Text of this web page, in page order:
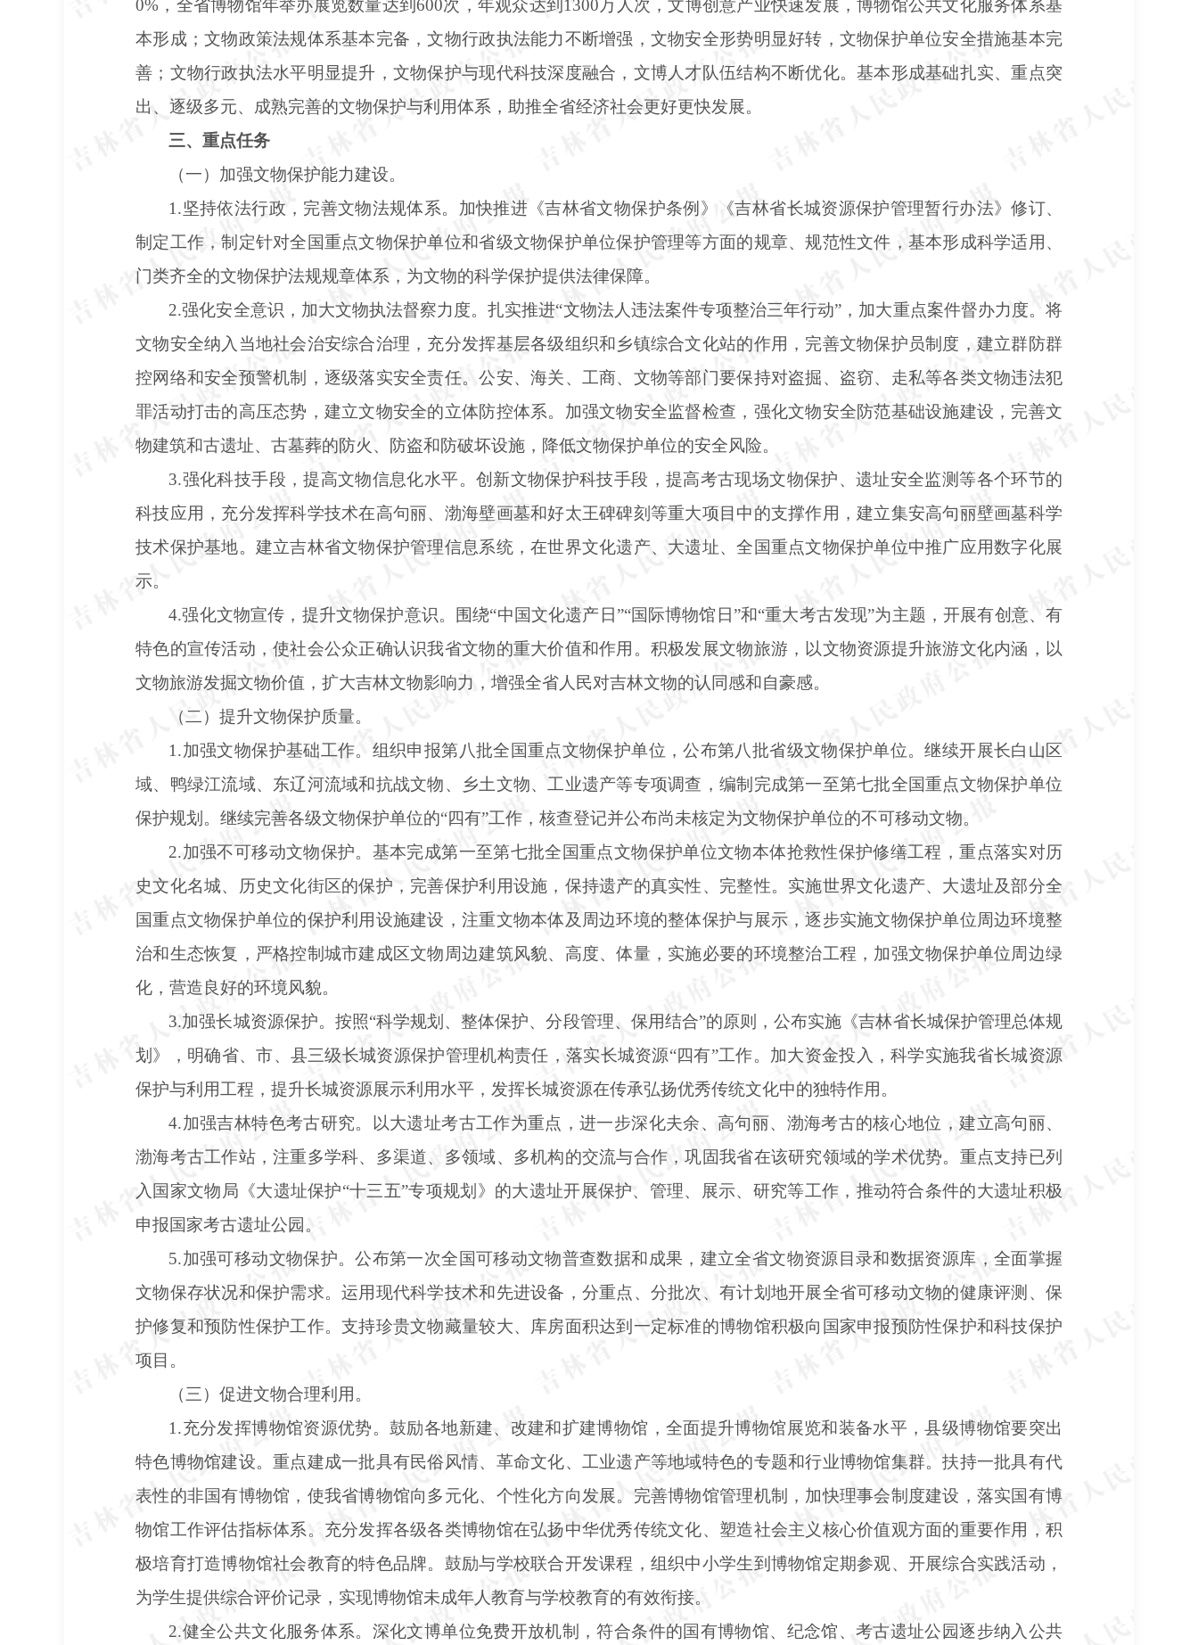
0%，全省博物馆年举办展览数量达到600次，年观众达到1300万人次，文博创意产业快速发展，博物馆公共文化服务体系基
本形成；文物政策法规体系基本完备，文物行政执法能力不断增强，文物安全形势明显好转，文物保护单位安全措施基本完
善；文物行政执法水平明显提升，文物保护与现代科技深度融合，文博人才队伍结构不断优化。基本形成基础扎实、重点突
出、逐级多元、成熟完善的文物保护与利用体系，助推全省经济社会更好更快发展。
三、重点任务
（一）加强文物保护能力建设。
1.坚持依法行政，完善文物法规体系。加快推进《吉林省文物保护条例》《吉林省长城资源保护管理暂行办法》修订、
制定工作，制定针对全国重点文物保护单位和省级文物保护单位保护管理等方面的规章、规范性文件，基本形成科学适用、
门类齐全的文物保护法规规章体系，为文物的科学保护提供法律保障。
2.强化安全意识，加大文物执法督察力度。扎实推进“文物法人违法案件专项整治三年行动”，加大重点案件督办力度。将
文物安全纳入当地社会治安综合治理，充分发挥基层各级组织和乡镇综合文化站的作用，完善文物保护员制度，建立群防群
控网络和安全预警机制，逐级落实安全责任。公安、海关、工商、文物等部门要保持对盗掘、盗窃、走私等各类文物违法犯
罪活动打击的高压态势，建立文物安全的立体防控体系。加强文物安全监督检查，强化文物安全防范基础设施建设，完善文
物建筑和古遗址、古墓葬的防火、防盗和防破坏设施，降低文物保护单位的安全风险。
3.强化科技手段，提高文物信息化水平。创新文物保护科技手段，提高考古现场文物保护、遗址安全监测等各个环节的
科技应用，充分发挥科学技术在高句丽、渤海壁画墓和好太王碑碑刻等重大项目中的支撑作用，建立集安高句丽壁画墓科学
技术保护基地。建立吉林省文物保护管理信息系统，在世界文化遗产、大遗址、全国重点文物保护单位中推广应用数字化展
示。
4.强化文物宣传，提升文物保护意识。围绕“中国文化遗产日”“国际博物馆日”和“重大考古发现”为主题，开展有创意、有
特色的宣传活动，使社会公众正确认识我省文物的重大价值和作用。积极发展文物旅游，以文物资源提升旅游文化内涵，以
文物旅游发掘文物价值，扩大吉林文物影响力，增强全省人民对吉林文物的认同感和自豪感。
（二）提升文物保护质量。
1.加强文物保护基础工作。组织申报第八批全国重点文物保护单位，公布第八批省级文物保护单位。继续开展长白山区
域、鸭绿江流域、东辽河流域和抗战文物、乡土文物、工业遗产等专项调查，编制完成第一至第七批全国重点文物保护单位
保护规划。继续完善各级文物保护单位的“四有”工作，核查登记并公布尚未核定为文物保护单位的不可移动文物。
2.加强不可移动文物保护。基本完成第一至第七批全国重点文物保护单位文物本体抢救性保护修缮工程，重点落实对历
史文化名城、历史文化街区的保护，完善保护利用设施，保持遗产的真实性、完整性。实施世界文化遗产、大遗址及部分全
国重点文物保护单位的保护利用设施建设，注重文物本体及周边环境的整体保护与展示，逐步实施文物保护单位周边环境整
治和生态恢复，严格控制城市建成区文物周边建筑风貌、高度、体量，实施必要的环境整治工程，加强文物保护单位周边绿
化，营造良好的环境风貌。
3.加强长城资源保护。按照“科学规划、整体保护、分段管理、保用结合”的原则，公布实施《吉林省长城保护管理总体规
划》，明确省、市、县三级长城资源保护管理机构责任，落实长城资源“四有”工作。加大资金投入，科学实施我省长城资源
保护与利用工程，提升长城资源展示利用水平，发挥长城资源在传承弘扬优秀传统文化中的独特作用。
4.加强吉林特色考古研究。以大遗址考古工作为重点，进一步深化夫余、高句丽、渤海考古的核心地位，建立高句丽、
渤海考古工作站，注重多学科、多渠道、多领域、多机构的交流与合作，巩固我省在该研究领域的学术优势。重点支持已列
入国家文物局《大遗址保护“十三五”专项规划》的大遗址开展保护、管理、展示、研究等工作，推动符合条件的大遗址积极
申报国家考古遗址公园。
5.加强可移动文物保护。公布第一次全国可移动文物普查数据和成果，建立全省文物资源目录和数据资源库，全面掌握
文物保存状况和保护需求。运用现代科学技术和先进设备，分重点、分批次、有计划地开展全省可移动文物的健康评测、保
护修复和预防性保护工作。支持珍贵文物藏量较大、库房面积达到一定标准的博物馆积极向国家申报预防性保护和科技保护
项目。
（三）促进文物合理利用。
1.充分发挥博物馆资源优势。鼓励各地新建、改建和扩建博物馆，全面提升博物馆展览和装备水平，县级博物馆要突出
特色博物馆建设。重点建成一批具有民俗风情、革命文化、工业遗产等地域特色的专题和行业博物馆集群。扶持一批具有代
表性的非国有博物馆，使我省博物馆向多元化、个性化方向发展。完善博物馆管理机制，加快理事会制度建设，落实国有博
物馆工作评估指标体系。充分发挥各级各类博物馆在弘扬中华优秀传统文化、塑造社会主义核心价值观方面的重要作用，积
极培育打造博物馆社会教育的特色品牌。鼓励与学校联合开发课程，组织中小学生到博物馆定期参观、开展综合实践活动，
为学生提供综合评价记录，实现博物馆未成年人教育与学校教育的有效衔接。
2.健全公共文化服务体系。深化文博单位免费开放机制，符合条件的国有博物馆、纪念馆、考古遗址公园逐步纳入公共